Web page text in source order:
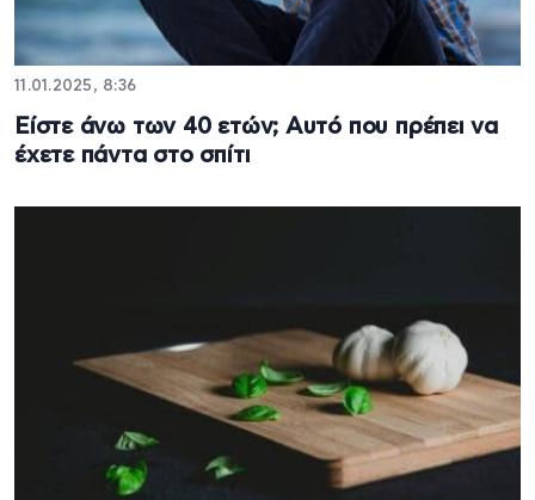
11.01.2025, 8:36
Είστε άνω των 40 ετών; Αυτό που πρέπει να
έχετε πάντα στο σπίτι